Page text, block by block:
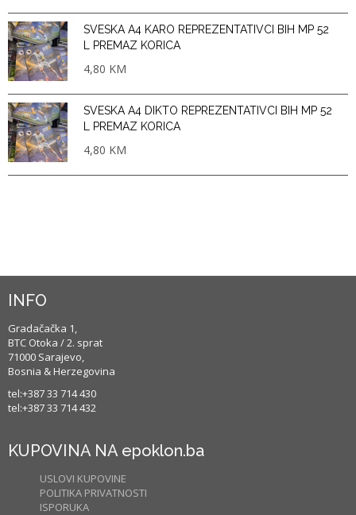
SVESKA A4 KARO REPREZENTATIVCI BIH MP 52
L PREMAZ KORICA
4,80 KM
SVESKA A4 DIKTO REPREZENTATIVCI BIH MP 52
L PREMAZ KORICA
4,80 KM
INFO
Gradačačka 1,
BTC Otoka / 2. sprat
71000 Sarajevo,
Bosnia & Herzegovina
tel:+387 33 714 430
tel:+387 33 714 432
KUPOVINA NA epoklon.ba
USLOVI KUPOVINE
POLITIKA PRIVATNOSTI
ISPORUKA